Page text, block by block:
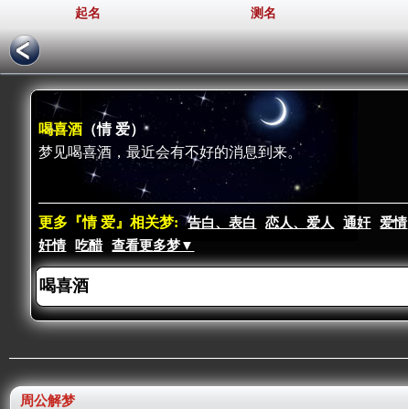
起名 测名
喝喜酒 （情 爱）
梦见喝喜酒，最近会有不好的消息到来。
更多『情 爱』相关梦: 告白、表白 恋人、爱人 通奸 爱情
奸情
吃醋 查看更多梦▼
周公解梦